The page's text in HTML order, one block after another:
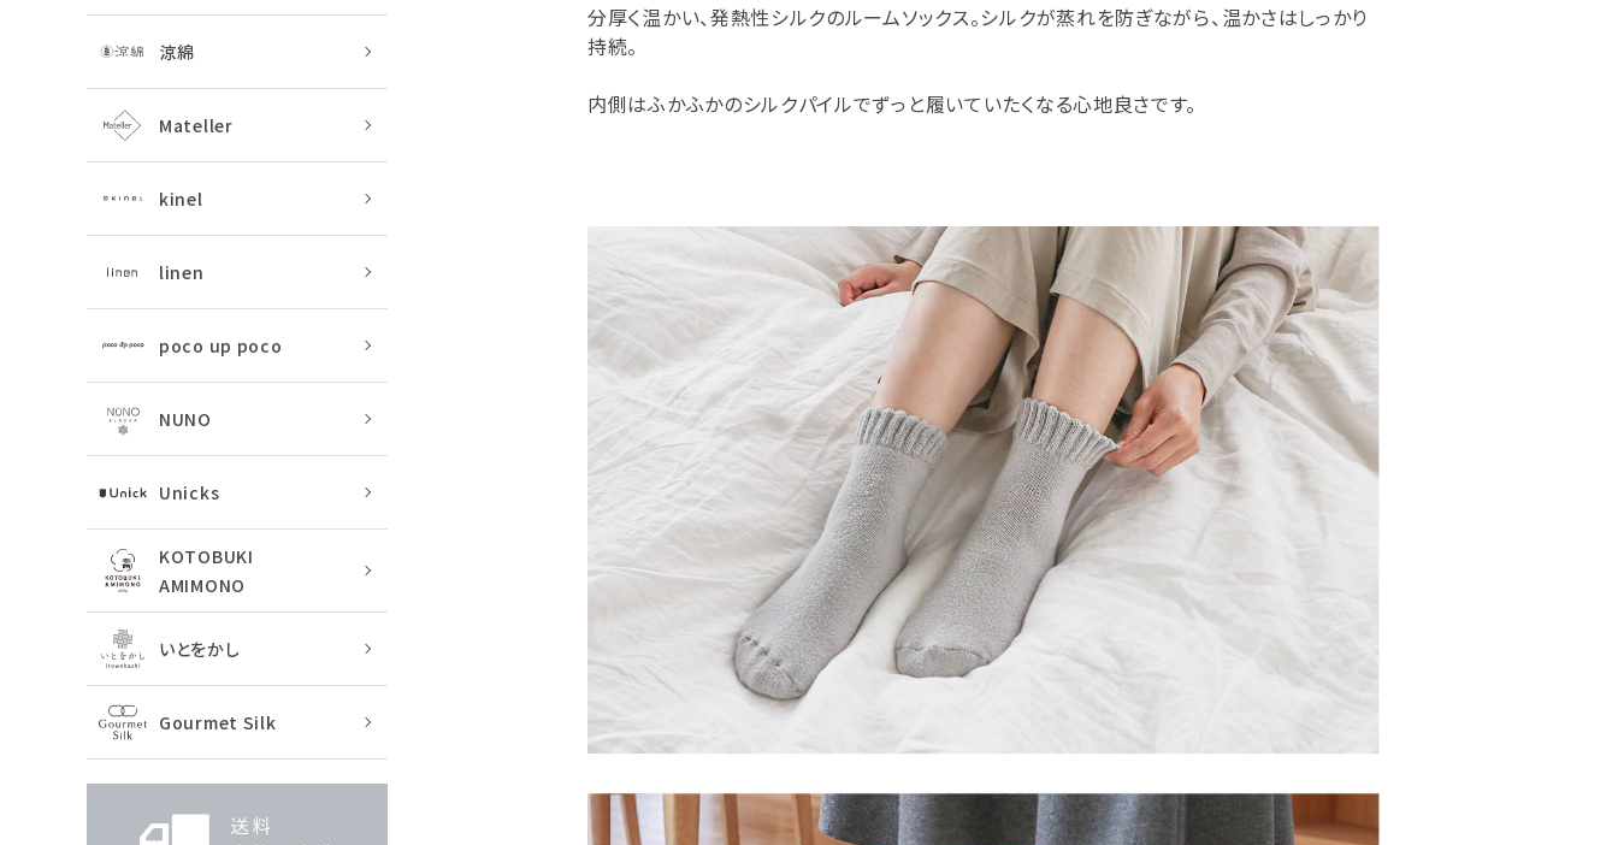
涼綿
Mateller
kinel
linen
poco up poco
NUNO
Unicks
KOTOBUKI
AMIMONO
いとをかし
Gourmet Silk
分厚く温かい、発熱性シルクのルームソックス。シルクが蒸れを防ぎながら、温かさはしっかり
持続。
内側はふかふかのシルクパイルでずっと履いていたくなる心地良さです。